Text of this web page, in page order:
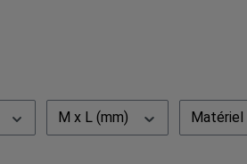
M x L (mm) Matériel